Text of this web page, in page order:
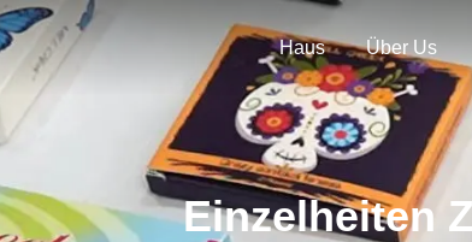
Haus Über Us
Einzelheiten